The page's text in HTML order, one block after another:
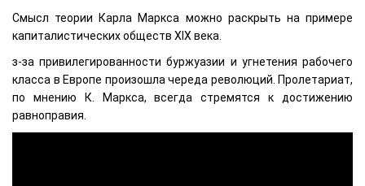
Смысл теории Карла Маркса можно раскрыть на примере
капиталистических обществ XIX века.
з-за привилегированности буржуазии и угнетения рабочего
класса в Европе произошла череда революций. Пролетариат,
по мнению К. Маркса, всегда стремятся к достижению
равноправия.